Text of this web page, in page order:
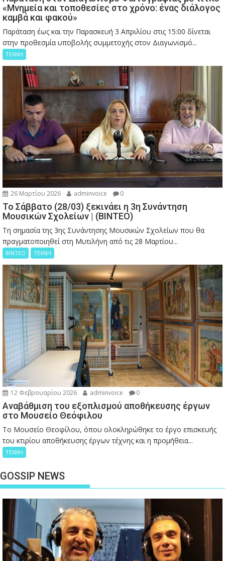
«Μνημεία και τοποθεσίες στο χρόνο: ένας διάλογος
καμβά και φακού»
Παράταση έως και την Παρασκευή 3 Απριλίου στις 15:00 δίνεται
στην προθεσμία υποβολής συμμετοχής στον Διαγωνισμό...
ΤΕΧΝΗ
26 Μαρτίου 2026 adminvoice 0
Το Σάββατο (28/03) ξεκινάει η 3η Συνάντηση
Μουσικών Σχολείων | (ΒΙΝΤΕΟ)
Τη σημασία της 3ης Συνάντησης Μουσικών Σχολείων που θα
πραγματοποιηθεί στη Μυτιλήνη από τις 28 Μαρτίου...
ΒΙΝΤΕΟ ΤΕΧΝΗ
12 Φεβρουαρίου 2026 adminvoice 0
Αναβάθμιση του εξοπλισμού αποθήκευσης έργων
στο Μουσείο Θεόφιλου
Το Μουσείο Θεοφίλου, όπου ολοκληρώθηκε το έργο επισκευής
του κτιρίου αποθήκευσης έργων τέχνης και η προμήθεια...
ΤΕΧΝΗ
GOSSIP NEWS